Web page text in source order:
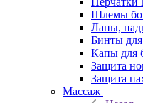
Шлемы
Лапы,
Бинты для
Капы для
Защита
Защита
Массаж